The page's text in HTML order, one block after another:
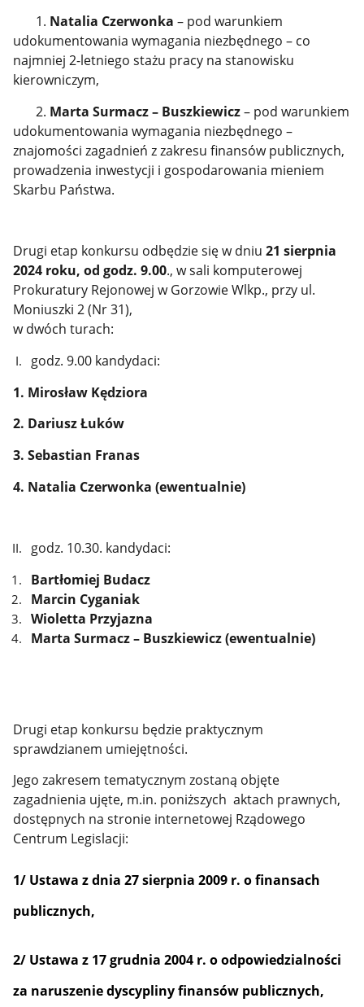
1. Natalia Czerwonka – pod warunkiem
udokumentowania wymagania niezbędnego – co
najmniej 2-letniego stażu pracy na stanowisku
kierowniczym,
2. Marta Surmacz – Buszkiewicz– pod warunkiem
udokumentowania wymagania niezbędnego –
znajomości zagadnień z zakresu finansów publicznych,
prowadzenia inwestycji i gospodarowania mieniem
Skarbu Państwa.
Drugi etap konkursu odbędzie się w dniu21 sierpnia
2024 roku, od godz. 9.00., w sali komputerowej
Prokuratury Rejonowej w Gorzowie Wlkp., przy ul.
Moniuszki 2 (Nr 31),
w dwóch turach:
godz. 9.00 kandydaci:
1. Mirosław Kędziora
2. Dariusz Łuków
3. Sebastian Franas
4. Natalia Czerwonka (ewentualnie)
godz. 10.30. kandydaci:
Bartłomiej Budacz
Marcin Cyganiak
Wioletta Przyjazna
Marta Surmacz – Buszkiewicz (ewentualnie)
Drugi etap konkursu będzie praktycznym
sprawdzianem umiejętności.
Jego zakresem tematycznym zostaną objęte
zagadnienia ujęte, m.in. poniższych aktach prawnych,
dostępnych na stronie internetowej Rządowego
Centrum Legislacji:
1/ Ustawa z dnia 27 sierpnia 2009 r. o finansach
publicznych,
2/ Ustawa z 17 grudnia 2004 r. o odpowiedzialności
za naruszenie dyscypliny finansów publicznych,